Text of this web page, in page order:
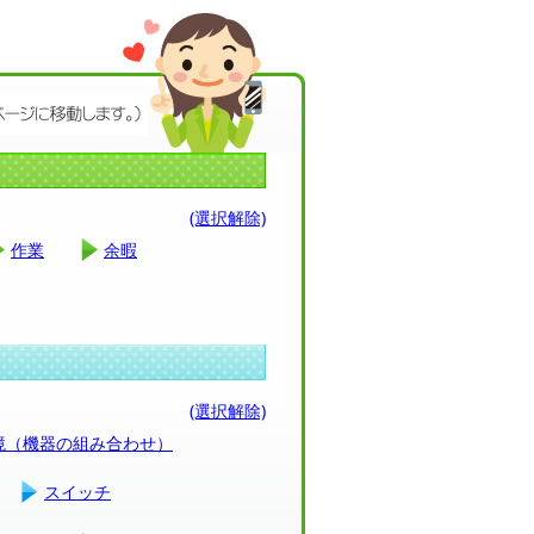
(選択解除)
作業
余暇
(選択解除)
機器の組み合わせ）
スイッチ